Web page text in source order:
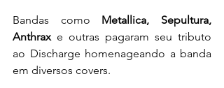
Bandas como Metallica, Sepultura,
Anthrax e outras pagaram seu tributo
ao Discharge homenageando a banda
em diversos covers.